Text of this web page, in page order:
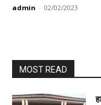
admin - 02/02/2023
MOST READ